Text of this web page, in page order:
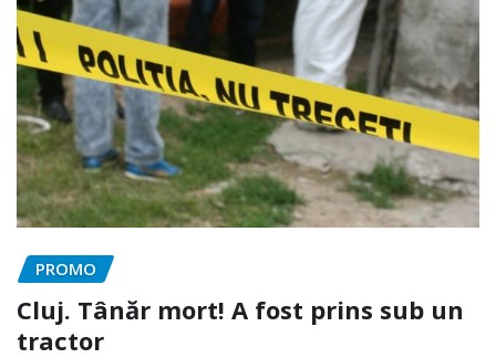
PROMO
Cluj. Tânăr mort! A fost prins sub un
tractor